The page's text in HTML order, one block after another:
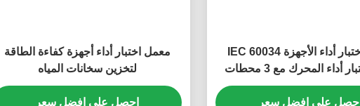
معمل اختبار أداء الأجهزة IEC 60034
نظام اختبار أداء المحرك مع 3 محطات
اختبار
احصل على افضل سعر
معمل اختبار أداء أجهزة كفاءة الطاقة
لتخزين سخانات المياه
احصل على افضل سعر